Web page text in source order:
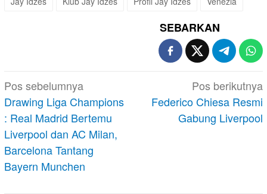
SEBARKAN
Navigasi
pos
Pos sebelumnya
Drawing Liga Champions
: Real Madrid Bertemu
Liverpool dan AC Milan,
Barcelona Tantang
Bayern Munchen
Pos berikutnya
Federico Chiesa Resmi
Gabung Liverpool